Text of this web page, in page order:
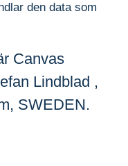
den data som
Canvas
Lindblad ,
SWEDEN.